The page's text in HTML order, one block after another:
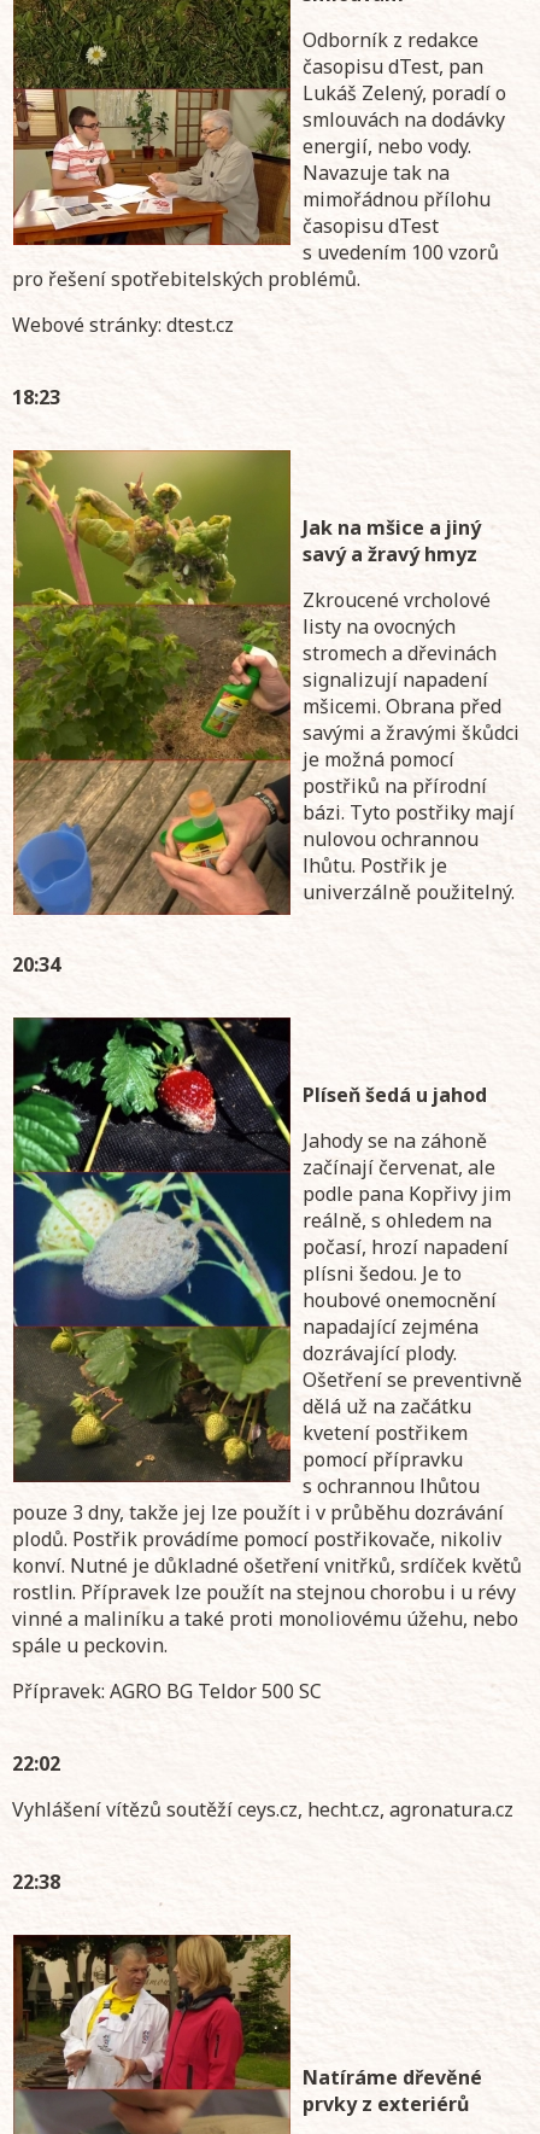
Odborník z redakce
časopisu dTest, pan
Lukáš Zelený, poradí o
smlouvách na dodávky
energií, nebo vody.
Navazuje tak na
mimořádnou přílohu
časopisu dTest
s uvedením 100 vzorů
pro řešení spotřebitelských problémů.
Webové stránky: dtest.cz
18:23
Jak na mšice a jiný
savý a žravý hmyz
Zkroucené vrcholové
listy na ovocných
stromech a dřevinách
signalizují napadení
mšicemi. Obrana před
savými a žravými škůdci
je možná pomocí
postřiků na přírodní
bázi. Tyto postřiky mají
nulovou ochrannou
lhůtu. Postřik je
univerzálně použitelný.
20:34
Plíseň šedá u jahod
Jahody se na záhoně
začínají červenat, ale
podle pana Kopřivy jim
reálně, s ohledem na
počasí, hrozí napadení
plísni šedou. Je to
houbové onemocnění
napadající zejména
dozrávající plody.
Ošetření se preventivně
dělá už na začátku
kvetení postřikem
pomocí přípravku
s ochrannou lhůtou
pouze 3 dny, takže jej lze použít i v průběhu dozrávání
plodů. Postřik provádíme pomocí postřikovače, nikoliv
konví. Nutné je důkladné ošetření vnitřků, srdíček květů
rostlin. Přípravek lze použít na stejnou chorobu i u révy
vinné a maliníku a také proti monoliovému úžehu, nebo
spále u peckovin.
Přípravek: AGRO BG Teldor 500 SC
22:02
Vyhlášení vítězů soutěží ceys.cz, hecht.cz, agronatura.cz
22:38
Natíráme dřevěné
prvky z exteriérů